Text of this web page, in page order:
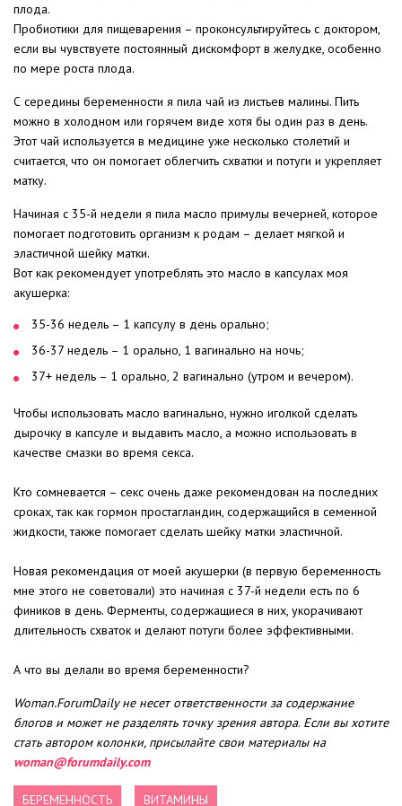
плода.
Пробиотики для пищеварения – проконсультируйтесь с доктором,
если вы чувствуете постоянный дискомфорт в желудке, особенно
по мере роста плода.
С середины беременности я пила чай из листьев малины. Пить
можно в холодном или горячем виде хотя бы один раз в день.
Этот чай используется в медицине уже несколько столетий и
считается, что он помогает облегчить схватки и потуги и укрепляет
матку.
Начиная с 35-й недели я пила масло примулы вечерней, которое
помогает подготовить организм к родам – делает мягкой и
эластичной шейку матки.
Вот как рекомендует употреблять это масло в капсулах моя
акушерка:
35-36 недель – 1 капсулу в день орально;
36-37 недель – 1 орально, 1 вагинально на ночь;
37+ недель – 1 орально, 2 вагинально (утром и вечером).
Чтобы использовать масло вагинально, нужно иголкой сделать
дырочку в капсуле и выдавить масло, а можно использовать в
качестве смазки во время секса.
Кто сомневается – секс очень даже рекомендован на последних
сроках, так как гормон простагландин, содержащийся в семенной
жидкости, также помогает сделать шейку матки эластичной.
Новая рекомендация от моей акушерки (в первую беременность
мне этого не советовали) это начиная с 37-й недели есть по 6
фиников в день. Ферменты, содержащиеся в них, укорачивают
длительность схваток и делают потуги более эффективными.
А что вы делали во время беременности?
Woman.ForumDaily не несет ответственности за содержание
блогов и может не разделять точку зрения автора. Если вы хотите
стать автором колонки, присылайте свои материалы на
woman@forumdaily.com
БЕРЕМЕННОСТЬ ВИТАМИНЫ